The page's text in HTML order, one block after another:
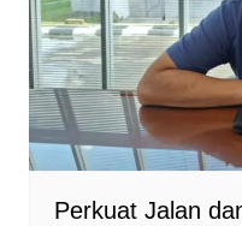
Perkuat Jalan